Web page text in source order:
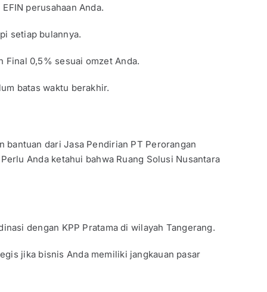
perusahaan Anda.
setiap bulannya.
Final 0,5% sesuai omzet Anda.
batas waktu berakhir.
bantuan dari Jasa Pendirian PT Perorangan
Anda ketahui bahwa Ruang Solusi Nusantara
dengan KPP Pratama di wilayah Tangerang.
jika bisnis Anda memiliki jangkauan pasar